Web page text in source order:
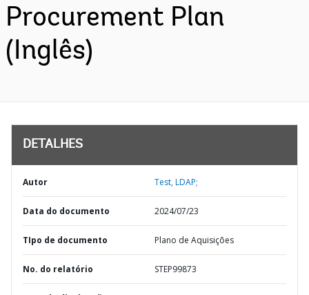
Procurement Plan
(Inglês)
DETALHES
Autor Test, LDAP;
Data do documento 2024/07/23
TIpo de documento Plano de Aquisições
No. do relatório STEP99873